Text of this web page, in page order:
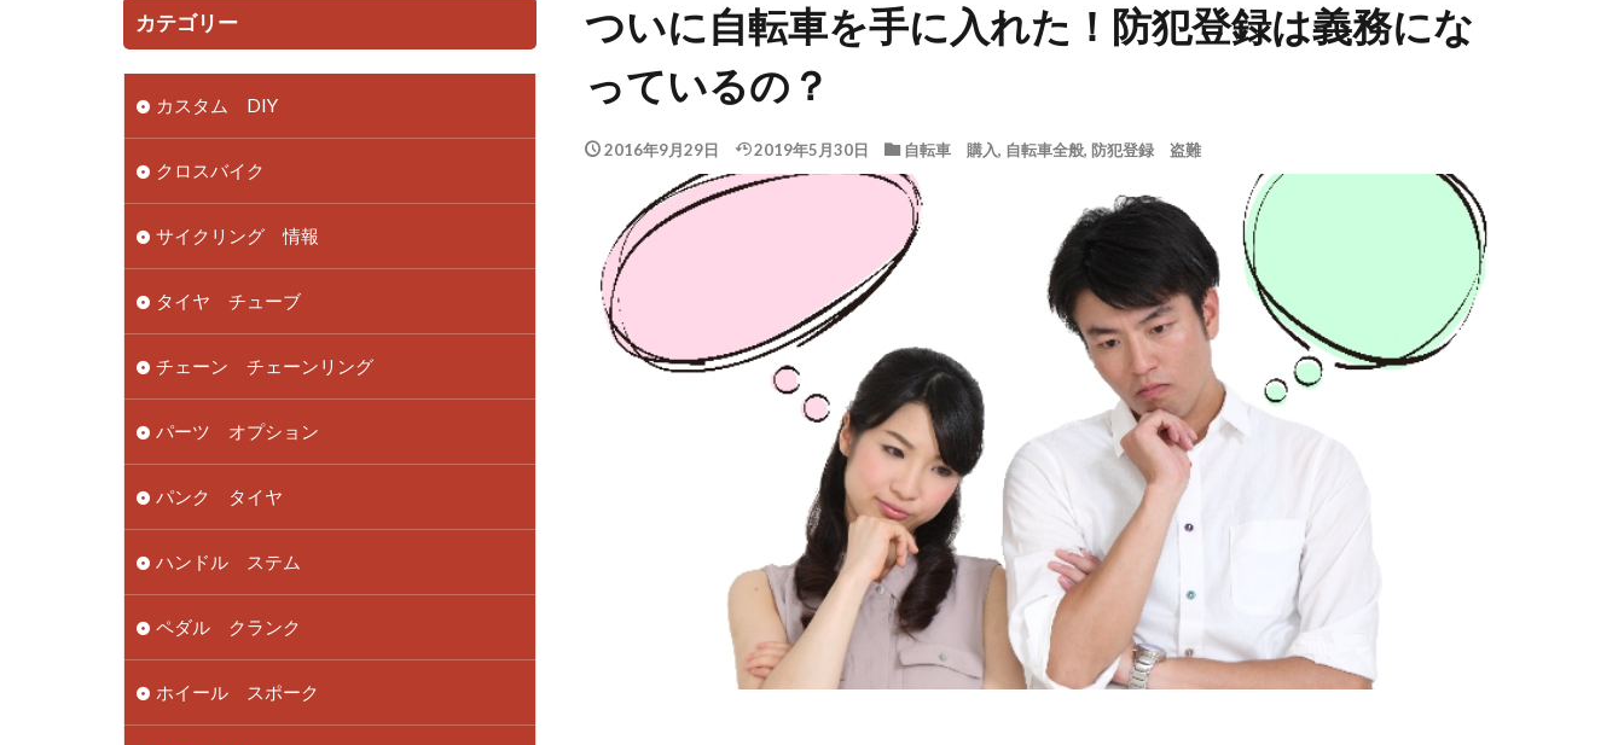
ついに自転車を手に入れた！防犯登録は義務にな
っているの？
2016年9月29日 2019年5月30日 自転車 購入, 自転車全般, 防犯登録 盗難
カテゴリー
カスタム DIY
クロスバイク
サイクリング 情報
タイヤ チューブ
チェーン チェーンリング
パーツ オプション
パンク タイヤ
ハンドル ステム
ペダル クランク
ホイール スポーク